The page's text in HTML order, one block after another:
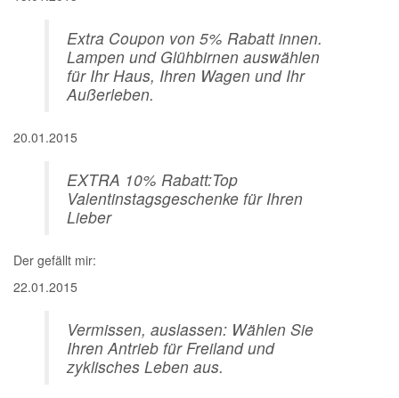
Extra Coupon von 5% Rabatt innen.
Lampen und Glühbirnen auswählen
für Ihr Haus, Ihren Wagen und Ihr
Außerleben.
20.01.2015
EXTRA 10% Rabatt:Top
Valentinstagsgeschenke für Ihren
Lieber
Der gefällt mir:
22.01.2015
Vermissen, auslassen: Wählen Sie
Ihren Antrieb für Freiland und
zyklisches Leben aus.